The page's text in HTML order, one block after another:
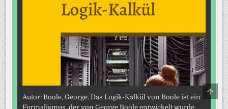
Autor: Boole, George. Das Logik-Kalkül von Boole ist ein
Formalismus, der von George Boole entwickelt wurde,
TO
TOP